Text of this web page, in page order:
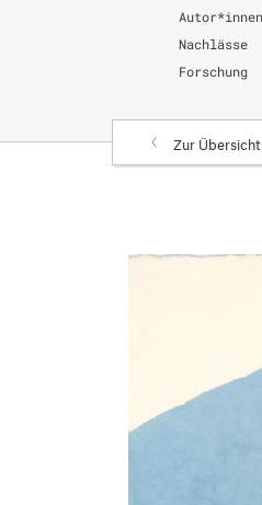
Autor*innen
Nachlässe
Forschung
Zur Übersicht